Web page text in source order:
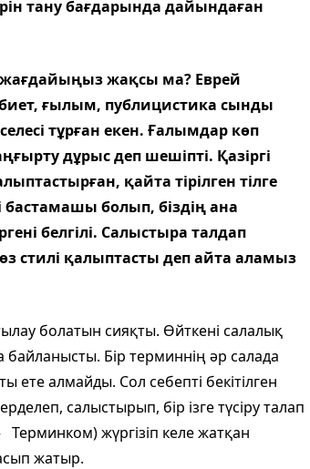
тану бағдарында дайындаған
жағдайыңыз жақсы ма? Еврей
ғылым, публицистика сынды
тұрған екен. Ғалымдар көп
дұрыс деп шешіпті. Қазіргі
қайта тірілген тілге
болып, біздің ана
белгілі. Салыстыра талдап
стилі қалыптасты деп айта аламыз
болатын сияқты. Өйткені салалық
Бір терминнің әр салада
ете алмайды. Сол себепті бекітілген
салыстырып, бір ізге түсіру талап
Терминком) жүргізіп келе жатқан
жатыр.